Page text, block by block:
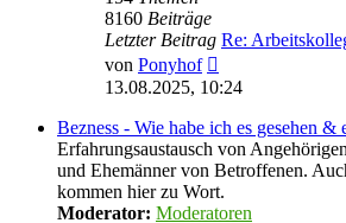
8160 Beiträge
Letzter Beitrag Re:
von Ponyhof
Beitrag
13.08.2025, 10:24
Bezness - Wie habe ich es gesehen &
Erfahrungsaustausch von
und Ehemänner von Betroffenen.
kommen hier zu Wort.
Moderator: Moderatoren